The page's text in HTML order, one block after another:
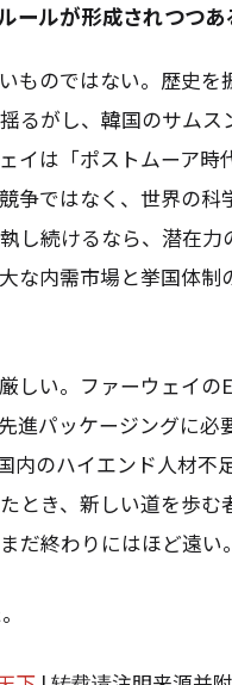
ールが形成されつつあ
ものではない。歴史
るがし、韓国のサム
イは「ポストムーア
争ではなく、世界の
し続けるなら、潜在
な内需市場と挙国体
しい。ファーウェイ
進パッケージングに
内のハイエンド人材不
とき、新しい道を歩
だ終わりにはほど遠い。